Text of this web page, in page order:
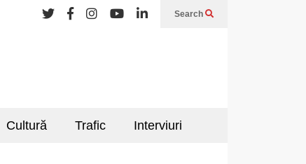
Search
Cultură Trafic Interviuri